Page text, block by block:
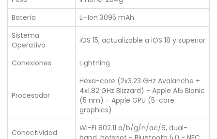
Batería
Li-Ion 3095 mAh
Sistema
Operativo
iOS 15, actualizable a iOS 18 y superior
Conexiones Lightning
Procesador
Hexa-core (2x3.23 GHz Avalanche +
4x1.82 GHz Blizzard) - Apple A15 Bionic
(5 nm) - Apple GPU (5-core
graphics)
Conectividad
Wi-Fi 802.11 a/b/g/n/ac/6, dual-